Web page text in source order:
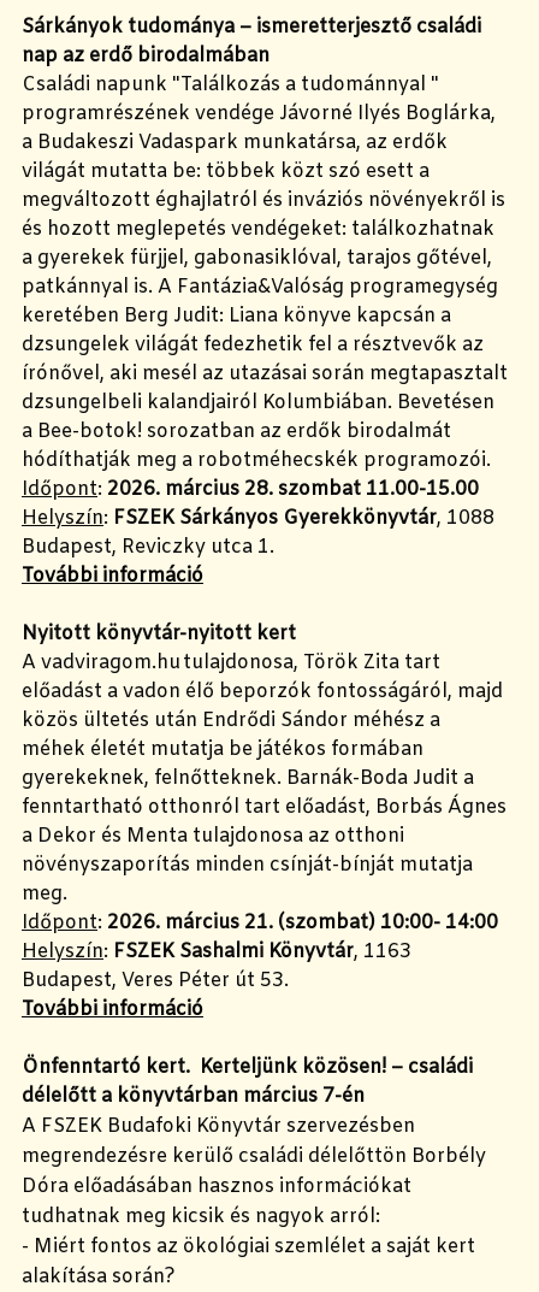
Sárkányok tudománya – ismeretterjesztő családi
nap az erdő birodalmában
Családi napunk "Találkozás a tudománnyal "
programrészének vendége Jávorné Ilyés Boglárka,
a Budakeszi Vadaspark munkatársa, az erdők
világát mutatta be: többek közt szó esett a
megváltozott éghajlatról és inváziós növényekről is
és hozott meglepetés vendégeket: találkozhatnak
a gyerekek fürjjel, gabonasiklóval, tarajos gőtével,
patkánnyal is. A Fantázia&Valóság programegység
keretében Berg Judit: Liana könyve kapcsán a
dzsungelek világát fedezhetik fel a résztvevők az
írónővel, aki mesél az utazásai során megtapasztalt
dzsungelbeli kalandjairól Kolumbiában. Bevetésen
a Bee-botok! sorozatban az erdők birodalmát
hódíthatják meg a robotméhecskék programozói.
Időpont: 2026. március 28. szombat 11.00-15.00
Helyszín: FSZEK Sárkányos Gyerekkönyvtár, 1088
Budapest, Reviczky utca 1.
További információ
Nyitott könyvtár-nyitott kert
A vadviragom.hu tulajdonosa, Török Zita tart
előadást a vadon élő beporzók fontosságáról, majd
közös ültetés után Endrődi Sándor méhész a
méhek életét mutatja be játékos formában
gyerekeknek, felnőtteknek. Barnák-Boda Judit a
fenntartható otthonról tart előadást, Borbás Ágnes
a Dekor és Menta tulajdonosa az otthoni
növényszaporítás minden csínját-bínját mutatja
meg.
Időpont: 2026. március 21. (szombat) 10:00- 14:00
Helyszín: FSZEK Sashalmi Könyvtár, 1163
Budapest, Veres Péter út 53.
További információ
Önfenntartó kert. Kerteljünk közösen! – családi
délelőtt a könyvtárban március 7-én
A FSZEK Budafoki Könyvtár szervezésben
megrendezésre kerülő családi délelőttön Borbély
Dóra előadásában hasznos információkat
tudhatnak meg kicsik és nagyok arról:
- Miért fontos az ökológiai szemlélet a saját kert
alakítása során?